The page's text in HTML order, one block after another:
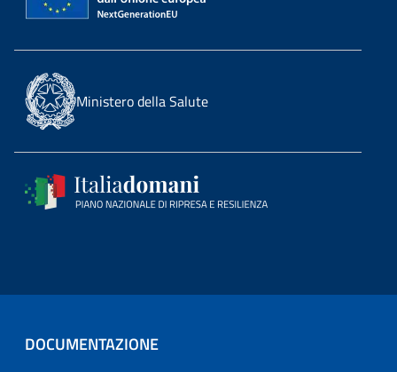
Ministero della Salute
DOCUMENTAZIONE